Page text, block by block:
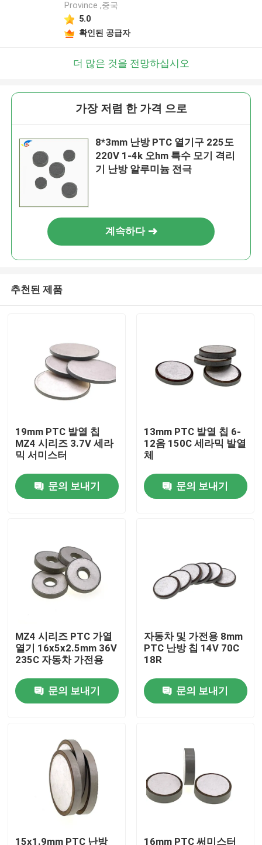
비디오
공장 투어
품질 관리
PTC 서미스터
Province ,중국
5.0
확인된 공급자
더 많은 것을 전망하십시오
가장 저렴 한 가격 으로
8*3mm 난방 PTC 열기구 225도
220V 1-4k 오hm 특수 모기 격리
기 난방 알루미늄 전극
계속하다
추천된 제품
19mm PTC 발열 칩
MZ4 시리즈 3.7V 세라
믹 서미스터
문의 보내기
13mm PTC 발열 칩 6-
12옴 150C 세라믹 발열
체
문의 보내기
MZ4 시리즈 PTC 가열
열기 16x5x2.5mm 36V
235C 자동차 가전용
문의 보내기
자동차 및 가전용 8mm
PTC 난방 칩 14V 70C
18R
문의 보내기
15x1.9mm PTC 난방 16mm PTC 써미스터